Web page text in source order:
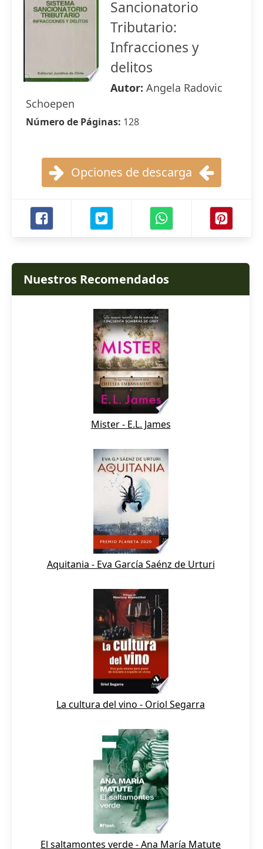
Sancionatorio
Tributario:
Infracciones y
delitos
Autor: Angela Radovic
Schoepen
Número de Páginas: 128
Opciones de descarga
Nuestros Recomendados
Mister - E.L. James
Aquitania - Eva García Saénz de Urturi
La cultura del vino - Oriol Segarra
El saltamontes verde - Ana María Matute